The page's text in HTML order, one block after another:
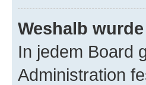
Weshalb
In jedem Board
Administration